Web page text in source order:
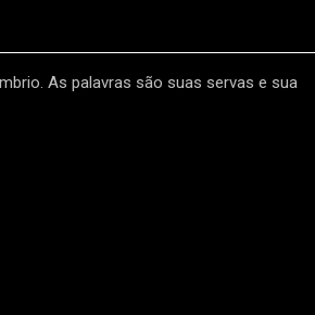
As palavras são suas servas e sua